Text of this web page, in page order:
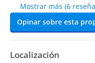
Mostrar más (6
Opinar sobre esta
Localización